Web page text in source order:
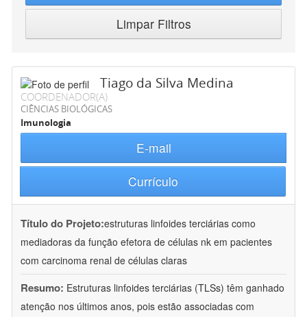
Limpar Filtros
Tiago da Silva Medina
COORDENADOR(A)
CIÊNCIAS BIOLÓGICAS
Imunologia
E-mail
Currículo
Título do Projeto:estruturas linfoides terciárias como
mediadoras da função efetora de células nk em pacientes
com carcinoma renal de células claras
Resumo: Estruturas linfoides terciárias (TLSs) têm ganhado
atenção nos últimos anos, pois estão associadas com